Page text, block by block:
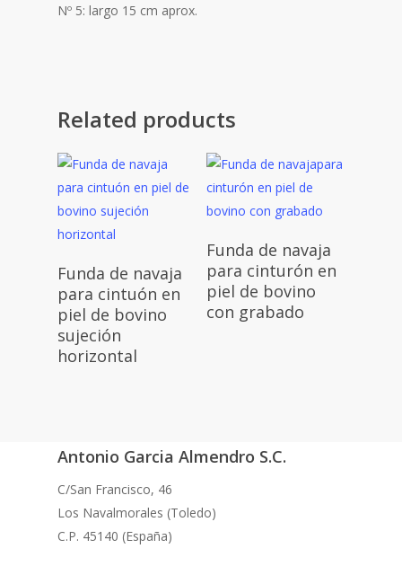
Nº 5: largo 15 cm aprox.
Related products
Funda de navaja
para cintuón en
piel de bovino
sujeción
horizontal
Funda de navaja
para cinturón en
piel de bovino
con grabado
Antonio Garcia Almendro S.C.
C/San Francisco, 46
Los Navalmorales (Toledo)
C.P. 45140 (España)